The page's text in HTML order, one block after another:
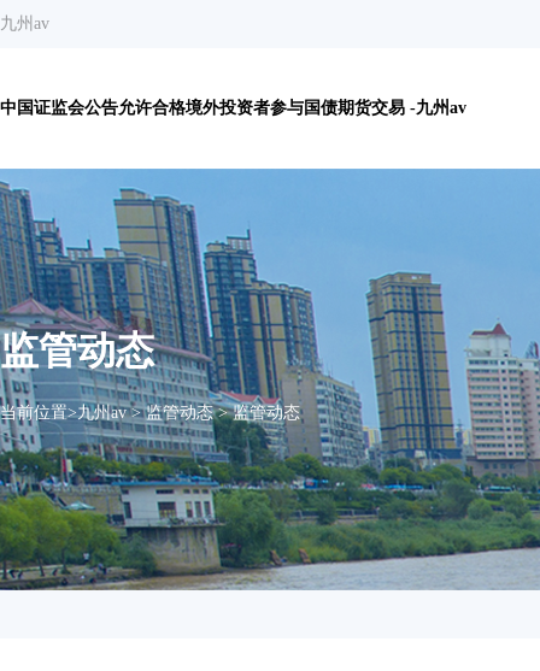
九州av
中国证监会公告允许合格境外投资者参与国债期货交易 -九州av
监管动态
当前位置>九州av>监管动态>监管动态